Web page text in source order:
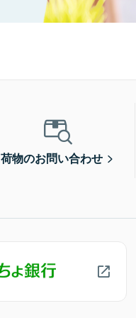
荷物のお問い合わせ